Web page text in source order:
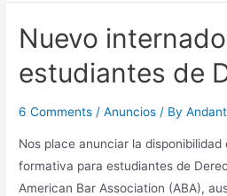
la
de
Directores
ANDA,
Inc.
Nuevo
estudiantes de
6 Comments /Anuncios / By
Nos place anunciar la
formativa para estudiantes de
American Bar Association (ABA),